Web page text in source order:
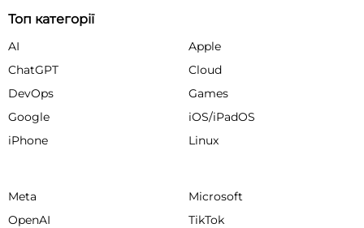
Топ категорії
AI
Apple
ChatGPT
Cloud
DevOps
Games
Google
iOS/iPadOS
iPhone
Linux
Meta
Microsoft
OpenAI
TikTok